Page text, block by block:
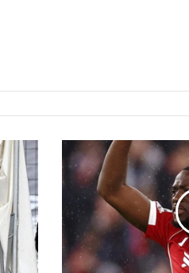
Konate
se
borio
depresijom:
"Navijači
to
ne